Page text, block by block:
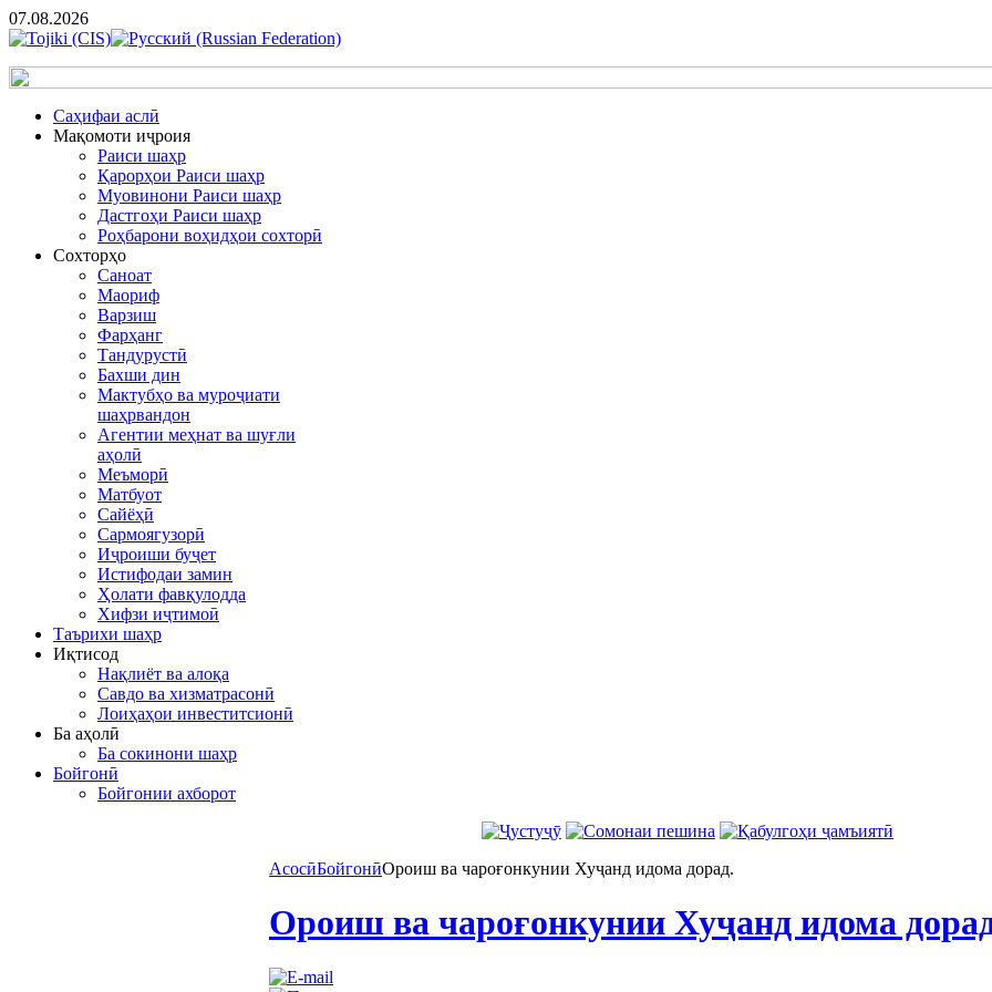
07.08.2026
Cаҳифаи аслӣ
Мақомоти иҷроия
Раиси шаҳр
Қарорҳои Раиси шаҳр
Муовинони Раиси шаҳр
Дастгоҳи Раиси шаҳр
Роҳбарони воҳидҳои сохторӣ
Сохторҳо
Саноат
Маориф
Варзиш
Фарҳанг
Тандурустӣ
Бахши дин
Мактубҳо ва муроҷиати
шаҳрвандон
Агентии меҳнат ва шуғли
аҳолӣ
Меъморӣ
Матбуот
Сайёҳӣ
Сармоягузорӣ
Иҷроиши буҷет
Истифодаи замин
Ҳолати фавқулодда
Хифзи иҷтимоӣ
Таърихи шаҳр
Иқтисод
Нақлиёт ва алоқа
Савдо ва хизматрасонӣ
Лоиҳаҳои инвеститсионӣ
Ба аҳолӣ
Ба сокинони шаҳр
Бойгонӣ
Бойгонии ахборот
АсосӣБойгонӣОроиш ва чароғонкунии Хуҷанд идома дорад.
Ороиш ва чароғонкунии Хуҷанд идома